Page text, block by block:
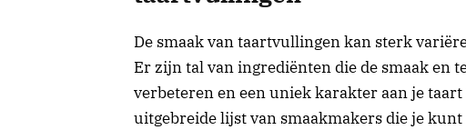
De smaak van taartvullingen kan sterk
Er zijn tal van ingrediënten die de smaak
verbeteren en een uniek karakter aan je
uitgebreide lijst van smaakmakers die je